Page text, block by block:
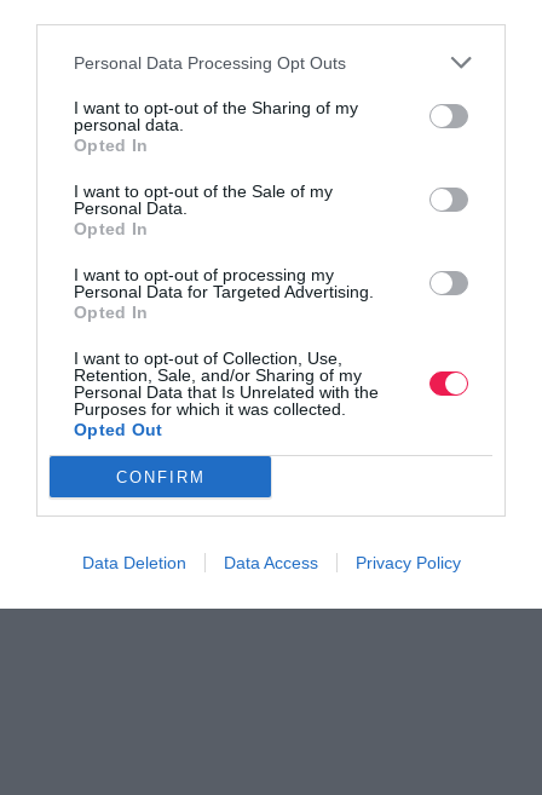
Personal Data Processing Opt Outs
I want to opt-out of the Sharing of my
personal data.
Opted In
I want to opt-out of the Sale of my
Personal Data.
Opted In
I want to opt-out of processing my
Personal Data for Targeted Advertising.
Opted In
I want to opt-out of Collection, Use,
Retention, Sale, and/or Sharing of my
Personal Data that Is Unrelated with the
Purposes for which it was collected.
Opted Out
CONFIRM
Data Deletion Data Access Privacy Policy